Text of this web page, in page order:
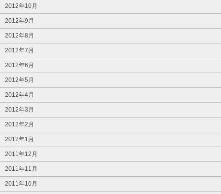
2012年10月
2012年9月
2012年8月
2012年7月
2012年6月
2012年5月
2012年4月
2012年3月
2012年2月
2012年1月
2011年12月
2011年11月
2011年10月